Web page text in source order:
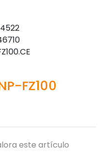
FZ100
este artículo